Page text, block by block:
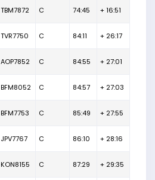
TBM7872 C 74:45 + 16:51
TVR7750 C 84:11 + 26:17
AOP7852 C 84:55 + 27:01
BFM8052 C 84:57 + 27:03
BFM7753 C 85:49 + 27:55
JPV7767 C 86:10 + 28:16
KON8155 C 87:29 + 29:35